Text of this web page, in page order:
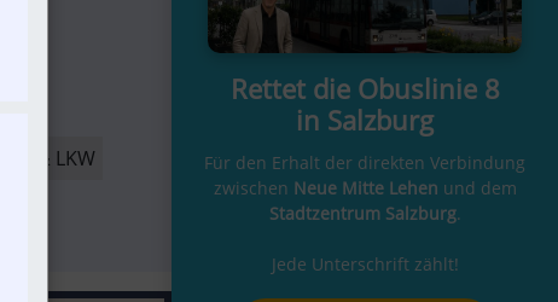
PKW & LKW
Rettet die Obuslinie 8
in Salzburg
Für den Erhalt der direkten Verbindung
zwischen Neue Mitte Lehen und dem
Stadtzentrum Salzburg.
Jede Unterschrift zählt!